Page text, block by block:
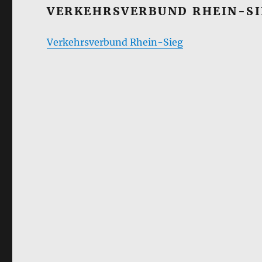
VERKEHRSVERBUND RHEIN-
Verkehrsverbund Rhein-Sieg